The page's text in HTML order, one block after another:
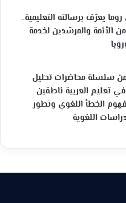
يعرّف برسالته التعليمية..
الأئمة والمرشدين لخدمة
من سلسلة محاضرات تحليل
تعليم العربية ناطقين
الخطأ اللغوي وتطور
اللغوية